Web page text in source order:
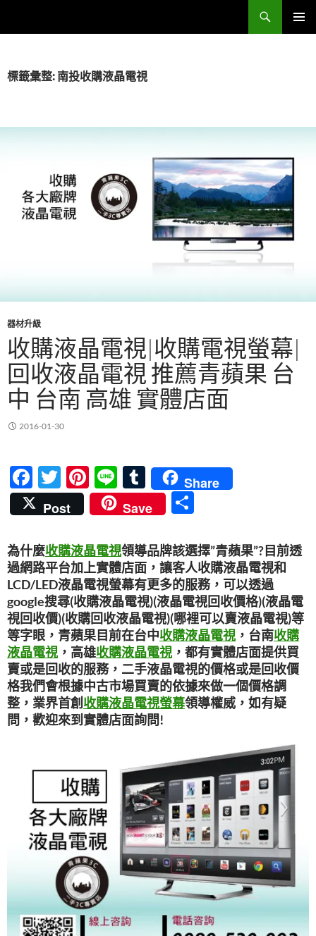
內標籤彙整: 南投收購液晶電視
器材升級
收購液晶電視|收購電視螢幕|
回收液晶電視 推薦青蘋果 台
中 台南 高雄 實體店面
2016-01-30
F
ac
e
b
o
o
k
T
w
itt
er
Pi
nt
er
es
t
Li
n
e
T
u
m
bl
r
Share
Post
Save
為什麼收購液晶電視領導品牌該選擇”青蘋果”?目前透
過網路平台加上實體店面，讓客人收購液晶電視和
LCD/LED液晶電視螢幕有更多的服務，可以透過
google搜尋(收購液晶電視)(液晶電視回收價格)(液晶電
視回收價)(收購回收液晶電視)(哪裡可以賣液晶電視)等
等字眼，青蘋果目前在台中收購液晶電視，台南收購
液晶電視，高雄收購液晶電視，都有實體店面提供買
賣或是回收的服務，二手液晶電視的價格或是回收價
格我們會根據中古市場買賣的依據來做一個價格調
整，業界首創 收購液晶電視螢幕領導權威，如有疑
問，歡迎來到實體店面詢問!